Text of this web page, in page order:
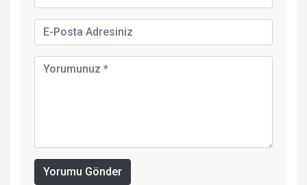
Yorumu Gönder